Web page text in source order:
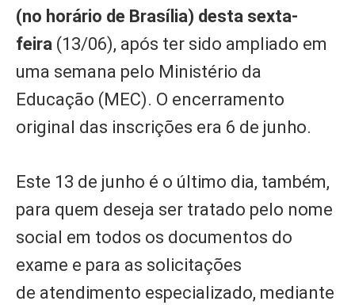
(no horário de Brasília) desta sexta-
feira (13/06), após ter sido ampliado em
uma semana pelo Ministério da
Educação (MEC). O encerramento
original das inscrições era 6 de junho.
Este 13 de junho é o último dia, também,
para quem deseja ser tratado pelo nome
social em todos os documentos do
exame e para as solicitações
de atendimento especializado, mediante